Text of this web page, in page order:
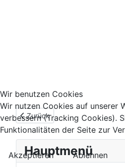
Hauptmenü
Vorheriger Beitrag: Ergebnisse
Zurück
Wir benutzen Cookies
Wir nutzen Cookies auf unserer
verbessern (Tracking Cookies).
Funktionalitäten der Seite zur
Akzeptieren Ablehnen